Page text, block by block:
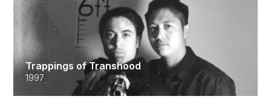
Trappings of Transhood
1997